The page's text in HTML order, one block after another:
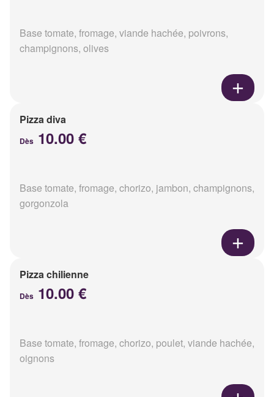
Base tomate, fromage, viande hachée, poivrons,
champignons, olives
Pizza diva
Dès 10.00 €
Base tomate, fromage, chorizo, jambon, champignons,
gorgonzola
Pizza chilienne
Dès 10.00 €
Base tomate, fromage, chorizo, poulet, viande hachée,
oignons